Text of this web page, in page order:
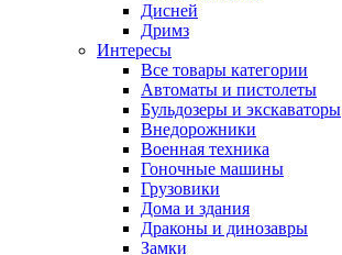
Дисней
Дримз
Интересы
Все товары категории
Автоматы и пистолеты
Бульдозеры и экскаваторы
Внедорожники
Военная техника
Гоночные машины
Грузовики
Дома и здания
Драконы и динозавры
Замки